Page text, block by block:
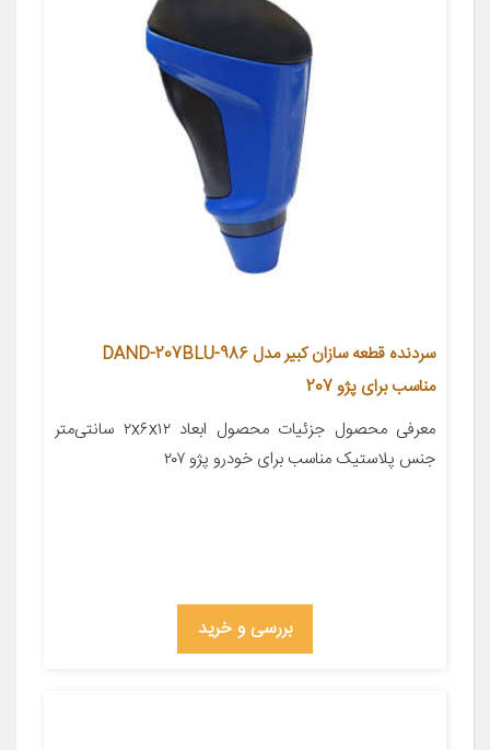
سردنده قطعه سازان کبیر مدل DAND-207BLU-986
مناسب برای پژو 207
معرفی محصول جزئیات محصول ابعاد ۲x۶x۱۲ سانتی‌متر
جنس پلاستیک مناسب برای خودرو پژو ۲۰۷
بررسی و خرید